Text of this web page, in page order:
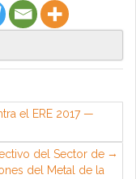
el ERE 2017 —
del Sector de
del Metal de la